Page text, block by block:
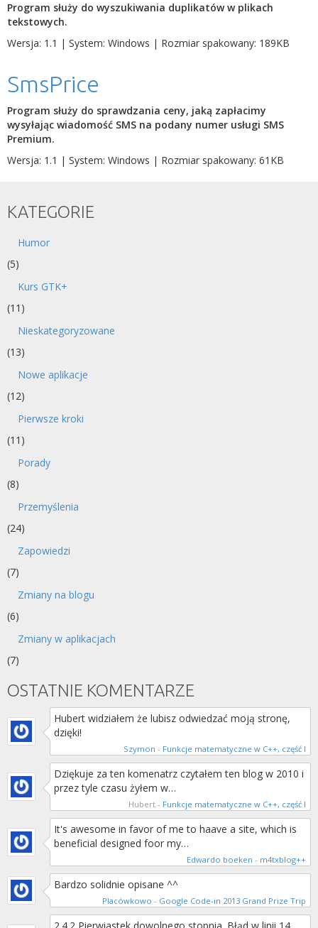
Program służy do wyszukiwania duplikatów w plikach
tekstowych.
Wersja: 1.1 | System: Windows | Rozmiar spakowany: 189KB
SmsPrice
Program służy do sprawdzania ceny, jaką zapłacimy
wysyłając wiadomość SMS na podany numer usługi SMS
Premium.
Wersja: 1.1 | System: Windows | Rozmiar spakowany: 61KB
KATEGORIE
Humor
(5)
Kurs GTK+
(11)
Nieskategoryzowane
(13)
Nowe aplikacje
(12)
Pierwsze kroki
(11)
Porady
(8)
Przemyślenia
(24)
Zapowiedzi
(7)
Zmiany na blogu
(6)
Zmiany w aplikacjach
(7)
OSTATNIE KOMENTARZE
Hubert widziałem że lubisz odwiedzać moją stronę,
dzięki!
Szymon - Funkcje matematyczne w C++, część I
Dziękuje za ten komenatrz czytałem ten blog w 2010 i
przez tyle czasu żyłem w…
Hubert - Funkcje matematyczne w C++, część I
It's awesome in favor of me to haave a site, which is
beneficial designed foor my…
Edwardo boeken - m4txblog++
Bardzo solidnie opisane ^^
Placówkowo - Google Code-in 2013 Grand Prize Trip